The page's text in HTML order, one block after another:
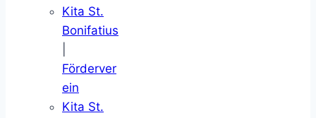
Kita St.
Bonifatius
Förderver
ein
Kita St.